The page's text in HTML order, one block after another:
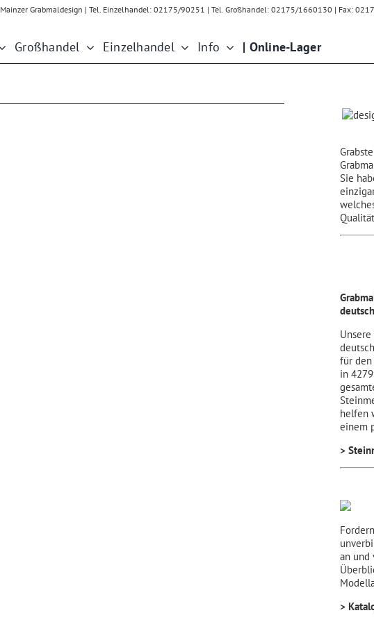
Mainzer Grabmaldesign | Tel. Einzelhandel: 02175/90251 | Tel. Großhandel: 02175/1660130 | Fax:
Großhandel Einzelhandel Info | Online-Lager
Sie
für den
in
helfen
einem
>
an und
>